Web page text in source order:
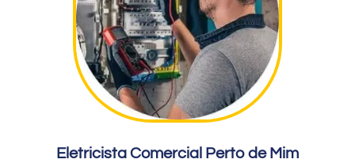
Eletricista Comercial Perto de Mim